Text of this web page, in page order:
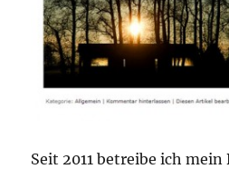
Seit 2011 betreibe ich mein